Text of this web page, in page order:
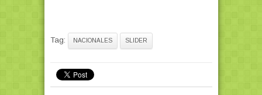
Tag: NACIONALES SLIDER